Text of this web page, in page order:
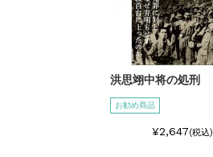
洪思翊中将の処刑
お勧め商品
¥2,647(税込)